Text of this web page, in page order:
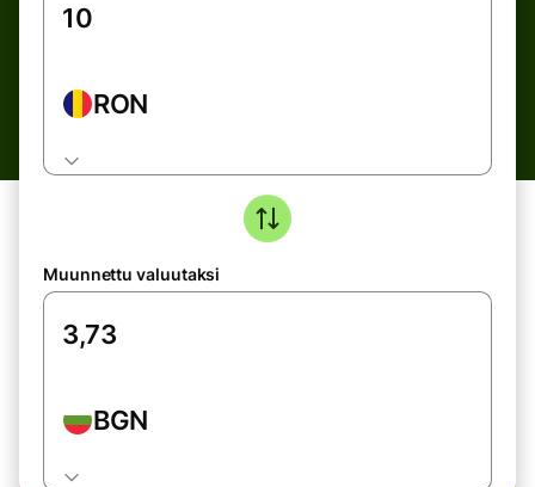
RON
Muunnettu valuutaksi
BGN